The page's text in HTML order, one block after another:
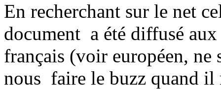
En recherchant sur le net
document a été diffusé
français (voir européen, ne
nous faire le buzz quand il